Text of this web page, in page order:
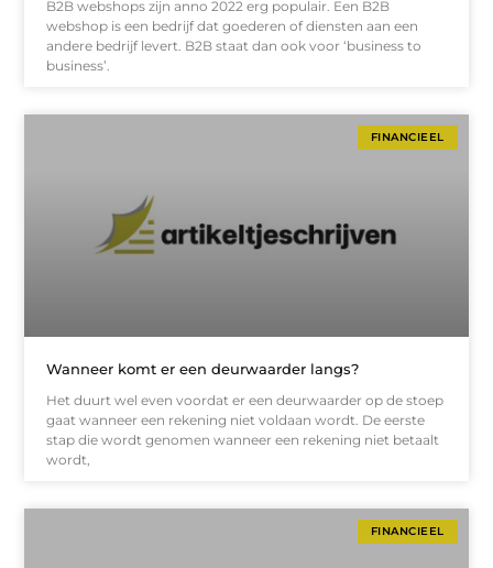
B2B webshops zijn anno 2022 erg populair. Een B2B
webshop is een bedrijf dat goederen of diensten aan een
andere bedrijf levert. B2B staat dan ook voor ‘business to
business’.
FINANCIEEL
Wanneer komt er een deurwaarder langs?
Het duurt wel even voordat er een deurwaarder op de stoep
gaat wanneer een rekening niet voldaan wordt. De eerste
stap die wordt genomen wanneer een rekening niet betaalt
wordt,
FINANCIEEL